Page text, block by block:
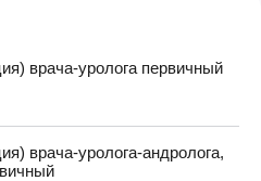
врача-уролога первичный
врача-уролога-андролога,